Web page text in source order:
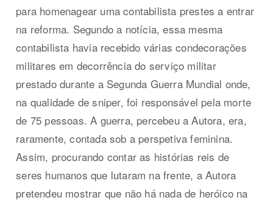
para homenagear uma contabilista prestes a entrar
na reforma. Segundo a notícia, essa mesma
contabilista havia recebido várias condecorações
militares em decorrência do serviço militar
prestado durante a Segunda Guerra Mundial onde,
na qualidade de sniper, foi responsável pela morte
de 75 pessoas. A guerra, percebeu a Autora, era,
raramente, contada sob a perspetiva feminina.
Assim, procurando contar as histórias reis de
seres humanos que lutaram na frente, a Autora
pretendeu mostrar que não há nada de heróico na